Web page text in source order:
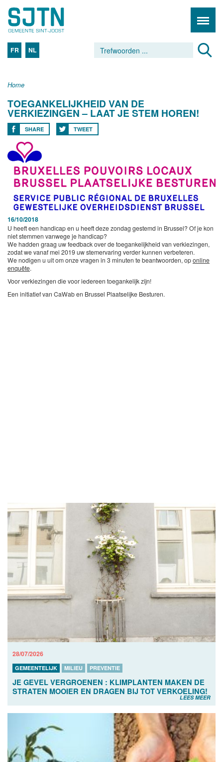
FR NL
Home
TOEGANKELIJKHEID VAN DE
VERKIEZINGEN – LAAT JE STEM HOREN!
SHARE TWEET
16/10/2018
U heeft een handicap en u heeft deze zondag gestemd in Brussel? Of je kon
niet stemmen vanwege je handicap?
We hadden graag uw feedback over de toegankelijkheid van verkiezingen,
zodat we vanaf mei 2019 uw stemervaring verder kunnen verbeteren.
We nodigen u uit om onze vragen in 3 minuten te beantwoorden, oponline
enquête.
Voor verkiezingen die voor iedereen toegankelijk zijn!
Een initiatief van CaWab en Brussel Plaatselijke Besturen.
28/07/2026
GEMEENTELIJK MILIEU PREVENTIE
JE GEVEL VERGROENEN : KLIMPLANTEN MAKEN DE
STRATEN MOOIER EN DRAGEN BIJ TOT VERKOELING!
LEES MEER